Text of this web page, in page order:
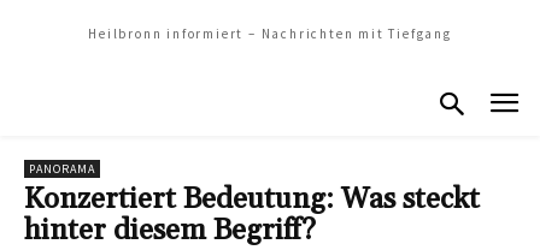
Heilbronn informiert – Nachrichten mit Tiefgang
PANORAMA
Konzertiert Bedeutung: Was steckt
hinter diesem Begriff?